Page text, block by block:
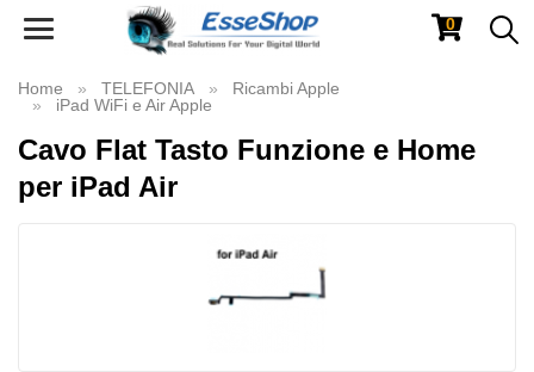
Toggle
0
Home TELEFONIA
Ricambi Apple
iPad WiFi e Air Apple
Cavo Flat Tasto Funzione e Home
per iPad Air